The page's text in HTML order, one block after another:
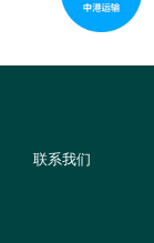
联系我们